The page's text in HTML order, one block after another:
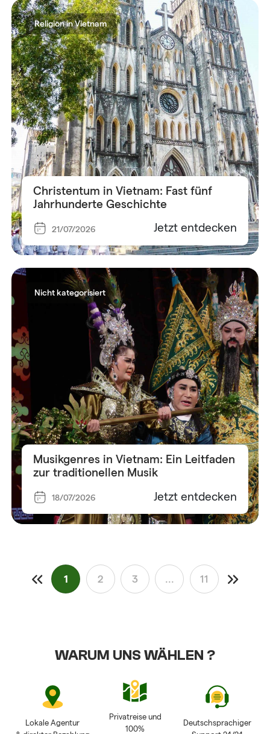
Religion in Vietnam
Christentum in Vietnam: Fast fünf
Jahrhunderte Geschichte
21/07/2026 Jetzt entdecken
Nicht kategorisiert
Musikgenres in Vietnam: Ein Leitfaden
zur traditionellen Musik
18/07/2026 Jetzt entdecken
1 2 3 ... 11
WARUM UNS WÄHLEN ?
Lokale Agentur
Privatreise und
100%
Deutschsprachiger